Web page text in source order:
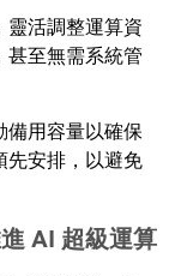
靈活調整運算資
甚至無需系統管
備用容量以確保
先安排，以避免
AI 超級運算